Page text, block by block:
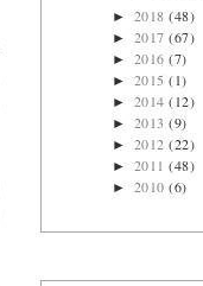
► 2018(48)
► 2017(67)
► 2016(7)
► 2015(1)
► 2014(12)
► 2013(9)
► 2012(22)
► 2011(48)
► 2010(6)